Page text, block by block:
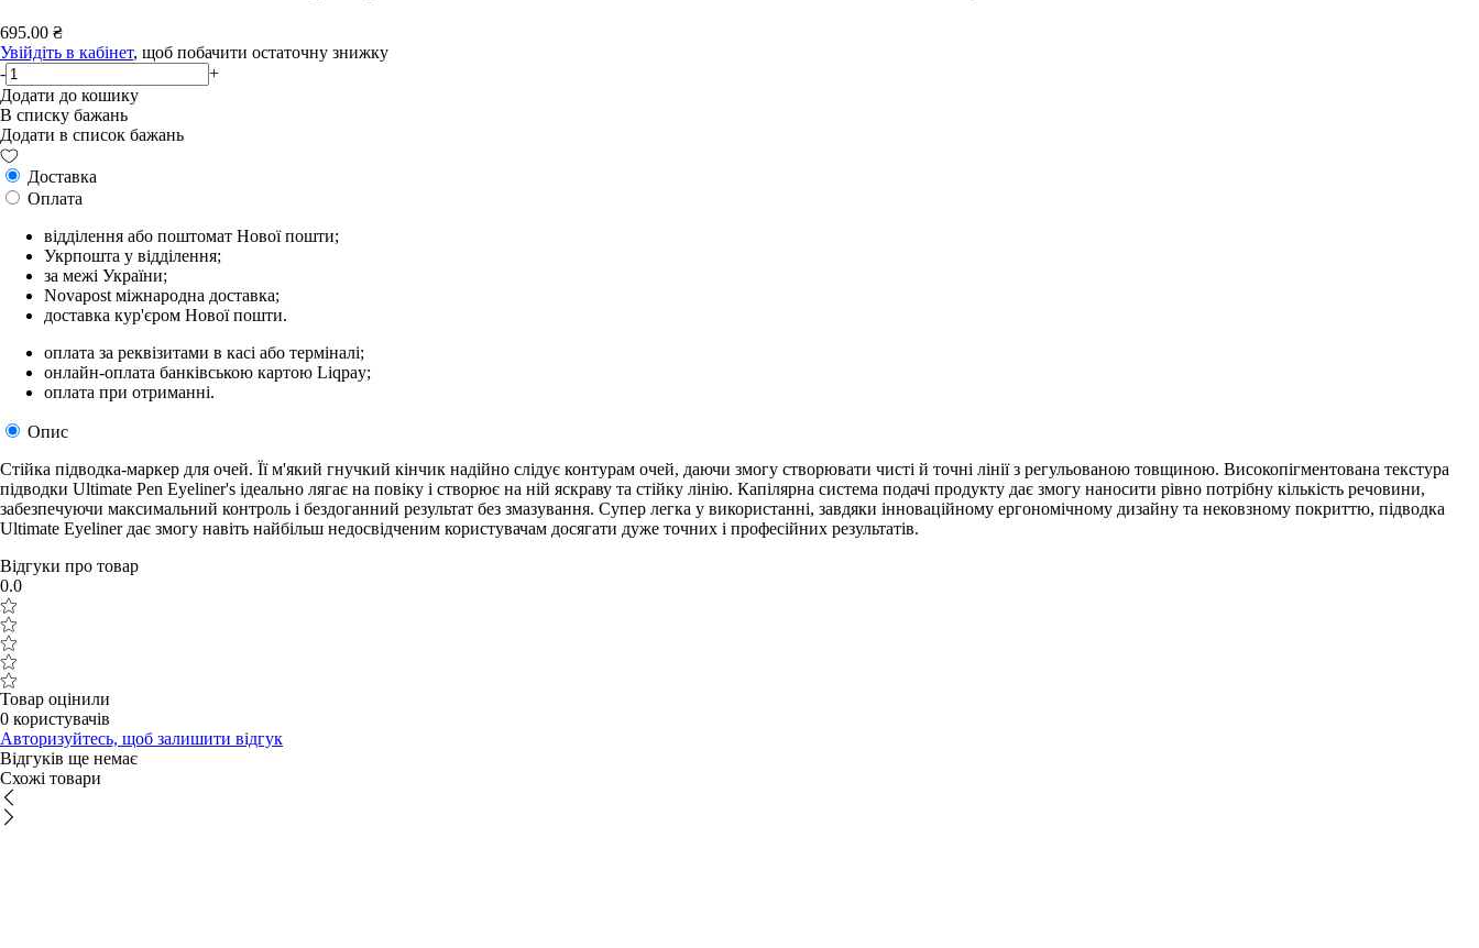
695.00 ₴
Увійдіть в кабінет, щоб побачити остаточну знижку
-
+
Додати до кошику
В списку бажань
Додати в список бажань
Доставка
Оплата
відділення або поштомат Нової пошти;
Укрпошта у відділення;
за межі України;
Novapost міжнародна доставка;
доставка кур'єром Нової пошти.
оплата за реквізитами в касі або терміналі;
онлайн-оплата банківською картою Liqpay;
оплата при отриманні.
Опис
Стійка підводка-маркер для очей. Її м'який гнучкий кінчик надійно слідує контурам очей, даючи змогу створювати чисті й точні лінії з регульованою товщиною. Високопігментована текстура
підводки Ultimate Pen Eyeliner's ідеально лягає на повіку і створює на ній яскраву та стійку лінію. Капілярна система подачі продукту дає змогу наносити рівно потрібну кількість речовини,
забезпечуючи максимальний контроль і бездоганний результат без змазування. Супер легка у використанні, завдяки інноваційному ергономічному дизайну та нековзному покриттю, підводка
Ultimate Eyeliner дає змогу навіть найбільш недосвідченим користувачам досягати дуже точних і професійних результатів.
Відгуки про товар
0.0
Товар оцінили
0 користувачів
Авторизуйтесь, щоб залишити відгук
Відгуків ще немає
Схожі товари